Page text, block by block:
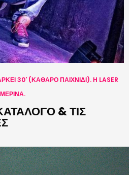
30' (ΚΑΘΑΡΟ ΠΑΙΧΝΙΔΙ). Η LASER
& ΤΙΣ